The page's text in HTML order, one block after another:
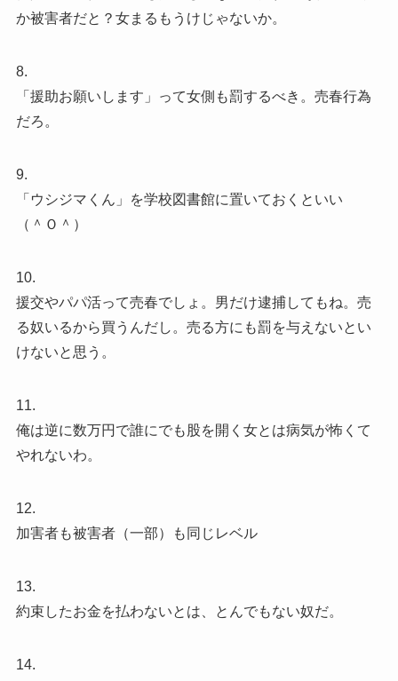
か被害者だと？女まるもうけじゃないか。
8.
「援助お願いします」って女側も罰するべき。売春行為
だろ。
9.
「ウシジマくん」を学校図書館に置いておくといい
（＾Ｏ＾）
10.
援交やパパ活って売春でしょ。男だけ逮捕してもね。売
る奴いるから買うんだし。売る方にも罰を与えないとい
けないと思う。
11.
俺は逆に数万円で誰にでも股を開く女とは病気が怖くて
やれないわ。
12.
加害者も被害者（一部）も同じレベル
13.
約束したお金を払わないとは、とんでもない奴だ。
14.